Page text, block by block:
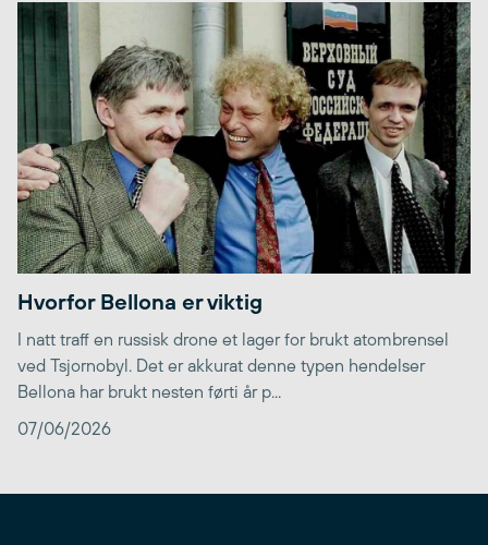
Hvorfor Bellona er viktig
I natt traff en russisk drone et lager for brukt atombrensel
ved Tsjornobyl. Det er akkurat denne typen hendelser
Bellona har brukt nesten førti år p...
07/06/2026